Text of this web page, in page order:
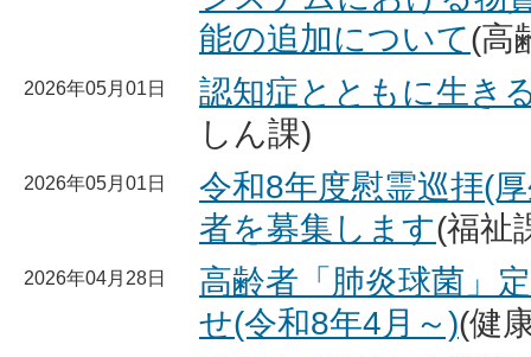
能の追加について(高
2026年05月01日
認知症とともに生き
しん課)
2026年05月01日
令和8年度慰霊巡拝(
者を募集します(福祉
2026年04月28日
高齢者「肺炎球菌」
せ(令和8年4月～)(健